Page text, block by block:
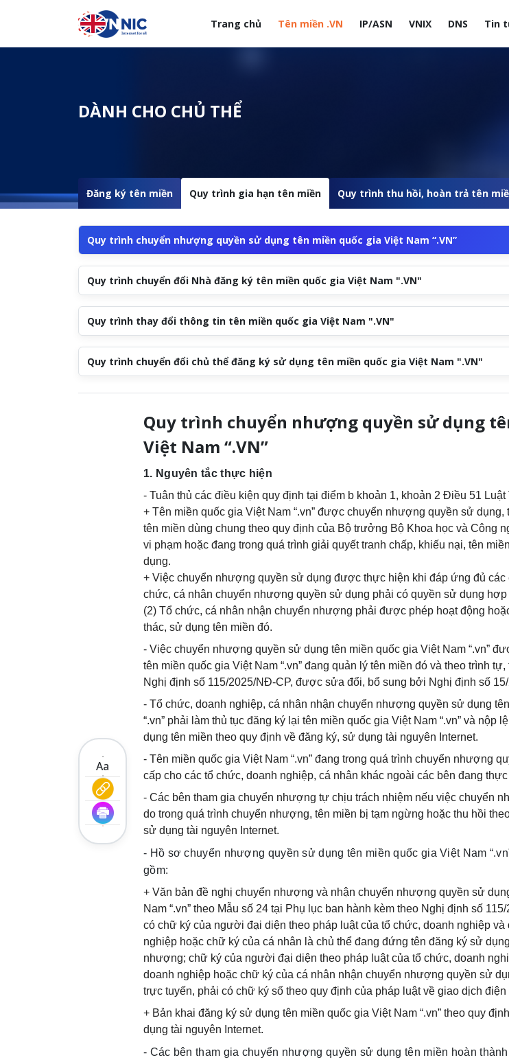
Nhảy đến nội dung
Trang chủ Tên miền .VN IP/ASN VNIX DNS Tin
Menuheader của website
DÀNH CHO CHỦ THỂ
Đăng ký tên miền Quy trình gia hạn tên miền Quy trình thu hồi, hoàn trả tên
Quy trình chuyển nhượng quyền sử dụng tên miền quốc gia Việt Nam “.VN”
Quy trình chuyển đổi Nhà đăng ký tên miền quốc gia Việt Nam ".VN"
Quy trình thay đổi thông tin tên miền quốc gia Việt Nam ".VN"
Quy trình chuyển đổi chủ thể đăng ký sử dụng tên miền quốc gia Việt Nam ".VN"
Aa
Quy trình chuyển nhượng quyền sử dụng
Việt Nam “.VN”
1. Nguyên tắc thực hiện
- Tuân thủ các điều kiện quy định tại điểm b khoản 1, khoản 2 Điều 51 Luật
+ Tên miền quốc gia Việt Nam “.vn” được chuyển nhượng quyền sử
tên miền dùng chung theo quy định của Bộ trưởng Bộ Khoa học và Công
vi phạm hoặc đang trong quá trình giải quyết tranh chấp, khiếu nại, tên
dụng.
+ Việc chuyển nhượng quyền sử dụng được thực hiện khi đáp ứng đủ các
chức, cá nhân chuyển nhượng quyền sử dụng phải có quyền sử dụng
(2) Tổ chức, cá nhân nhận chuyển nhượng phải được phép hoạt động
thác, sử dụng tên miền đó.
- Việc chuyển nhượng quyền sử dụng tên miền quốc gia Việt Nam “.vn”
tên miền quốc gia Việt Nam “.vn” đang quản lý tên miền đó và theo trình
Nghị định số 115/2025/NĐ-CP, được sửa đổi, bổ sung bởi Nghị định số
- Tổ chức, doanh nghiệp, cá nhân nhận chuyển nhượng quyền sử dụng
“.vn” phải làm thủ tục đăng ký lại tên miền quốc gia Việt Nam “.vn” và nộp
dụng tên miền theo quy định về đăng ký, sử dụng tài nguyên Internet.
- Tên miền quốc gia Việt Nam “.vn” đang trong quá trình chuyển nhượng
cấp cho các tổ chức, doanh nghiệp, cá nhân khác ngoài các bên đang
- Các bên tham gia chuyển nhượng tự chịu trách nhiệm nếu việc chuyển
do trong quá trình chuyển nhượng, tên miền bị tạm ngừng hoặc thu hồi
sử dụng tài nguyên Internet.
- Hồ sơ chuyển nhượng quyền sử dụng tên miền quốc gia Việt Nam
gồm:
+ Văn bản đề nghị chuyển nhượng và nhận chuyển nhượng quyền sử
Nam “.vn” theo Mẫu số 24 tại Phụ lục ban hành kèm theo Nghị định số
có chữ ký của người đại diện theo pháp luật của tổ chức, doanh nghiệp và
nghiệp hoặc chữ ký của cá nhân là chủ thể đang đứng tên đăng ký sử
nhượng; chữ ký của người đại diện theo pháp luật của tổ chức, doanh
doanh nghiệp hoặc chữ ký của cá nhân nhận chuyển nhượng quyền sử
trực tuyến, phải có chữ ký số theo quy định của pháp luật về giao dịch điện
+ Bản khai đăng ký sử dụng tên miền quốc gia Việt Nam “.vn” theo quy
dụng tài nguyên Internet.
- Các bên tham gia chuyển nhượng quyền sử dụng tên miền hoàn